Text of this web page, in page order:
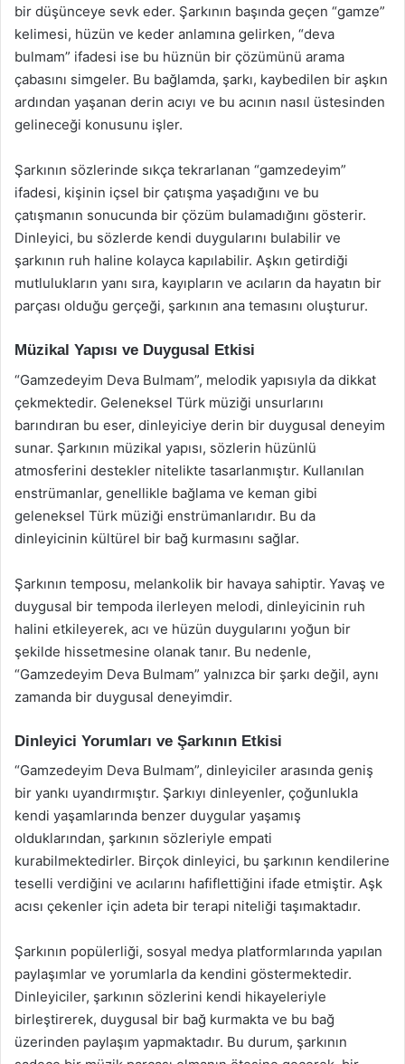
bir düşünceye sevk eder. Şarkının başında geçen “gamze”
kelimesi, hüzün ve keder anlamına gelirken, “deva
bulmam” ifadesi ise bu hüznün bir çözümünü arama
çabasını simgeler. Bu bağlamda, şarkı, kaybedilen bir aşkın
ardından yaşanan derin acıyı ve bu acının nasıl üstesinden
gelineceği konusunu işler.
Şarkının sözlerinde sıkça tekrarlanan “gamzedeyim”
ifadesi, kişinin içsel bir çatışma yaşadığını ve bu
çatışmanın sonucunda bir çözüm bulamadığını gösterir.
Dinleyici, bu sözlerde kendi duygularını bulabilir ve
şarkının ruh haline kolayca kapılabilir. Aşkın getirdiği
mutlulukların yanı sıra, kayıpların ve acıların da hayatın bir
parçası olduğu gerçeği, şarkının ana temasını oluşturur.
Müzikal Yapısı ve Duygusal Etkisi
“Gamzedeyim Deva Bulmam”, melodik yapısıyla da dikkat
çekmektedir. Geleneksel Türk müziği unsurlarını
barındıran bu eser, dinleyiciye derin bir duygusal deneyim
sunar. Şarkının müzikal yapısı, sözlerin hüzünlü
atmosferini destekler nitelikte tasarlanmıştır. Kullanılan
enstrümanlar, genellikle bağlama ve keman gibi
geleneksel Türk müziği enstrümanlarıdır. Bu da
dinleyicinin kültürel bir bağ kurmasını sağlar.
Şarkının temposu, melankolik bir havaya sahiptir. Yavaş ve
duygusal bir tempoda ilerleyen melodi, dinleyicinin ruh
halini etkileyerek, acı ve hüzün duygularını yoğun bir
şekilde hissetmesine olanak tanır. Bu nedenle,
“Gamzedeyim Deva Bulmam” yalnızca bir şarkı değil, aynı
zamanda bir duygusal deneyimdir.
Dinleyici Yorumları ve Şarkının Etkisi
“Gamzedeyim Deva Bulmam”, dinleyiciler arasında geniş
bir yankı uyandırmıştır. Şarkıyı dinleyenler, çoğunlukla
kendi yaşamlarında benzer duygular yaşamış
olduklarından, şarkının sözleriyle empati
kurabilmektedirler. Birçok dinleyici, bu şarkının kendilerine
teselli verdiğini ve acılarını hafiflettiğini ifade etmiştir. Aşk
acısı çekenler için adeta bir terapi niteliği taşımaktadır.
Şarkının popülerliği, sosyal medya platformlarında yapılan
paylaşımlar ve yorumlarla da kendini göstermektedir.
Dinleyiciler, şarkının sözlerini kendi hikayeleriyle
birleştirerek, duygusal bir bağ kurmakta ve bu bağ
üzerinden paylaşım yapmaktadır. Bu durum, şarkının